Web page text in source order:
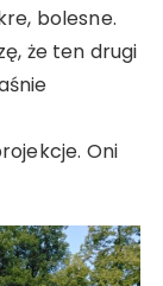
bolesne.
że ten drugi
Oni